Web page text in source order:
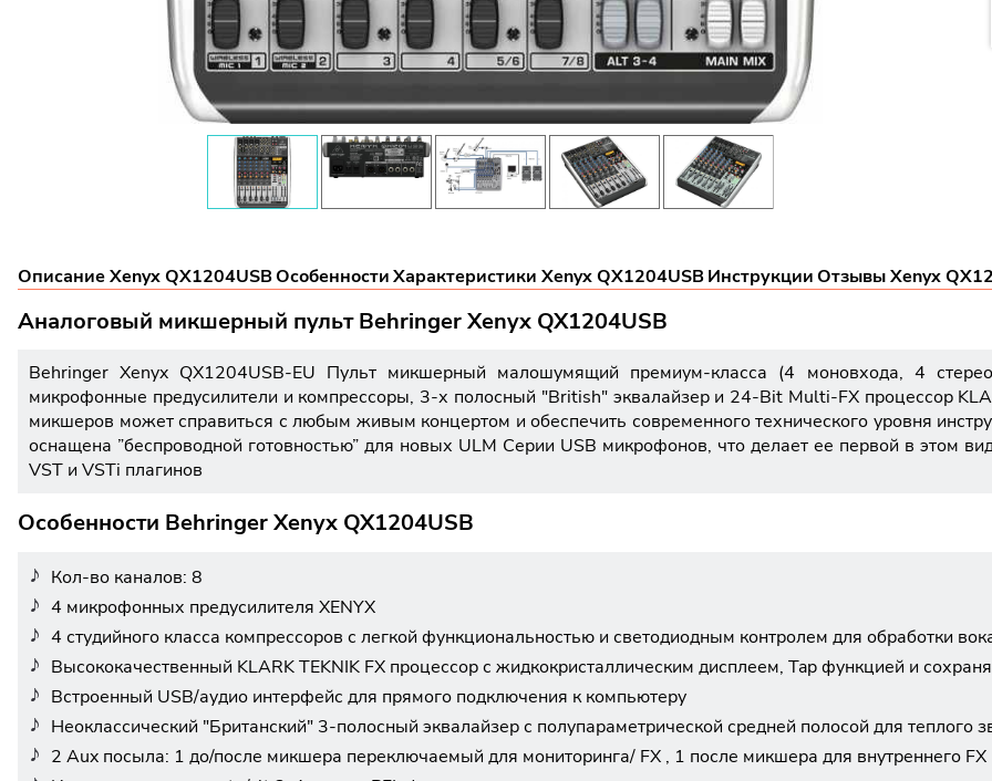
Описание Xenyx QX1204USBОсобенностиХарактеристики Xenyx QX1204USBИнструкцииОтзывы Xenyx
Аналоговый микшерный пульт Behringer Xenyx QX1204USB
Behringer Xenyx QX1204USB-EU Пульт микшерный малошумящий премиум-класса (4 моновхода, 4
микрофонные предусилители и компрессоры, 3-х полосный "British" эквалайзер и 24-Bit Multi-FX процессор
микшеров может справиться с любым живым концертом и обеспечить современного технического уровня
оснащена ”беспроводной готовностью” для новых ULM Серии USB микрофонов, что делает ее первой в этом
VST и VSTi плагинов
Особенности Behringer Xenyx QX1204USB
Кол-во каналов: 8
4 микрофонных предусилителя XENYX
4 студийного класса компрессоров с легкой функциональностью и светодиодным контролем для обработки
Высококачественный KLARK TEKNIK FX процессор с жидкокристаллическим дисплеем, Tap функцией и
Встроенный USB/аудио интерфейс для прямого подключения к компьютеру
Неоклассический "Британский" 3-полосный эквалайзер с полупараметрической средней полосой для теплого
2 Aux посыла: 1 до/после микшера переключаемый для мониторинга/ FX , 1 после микшера для внутреннего